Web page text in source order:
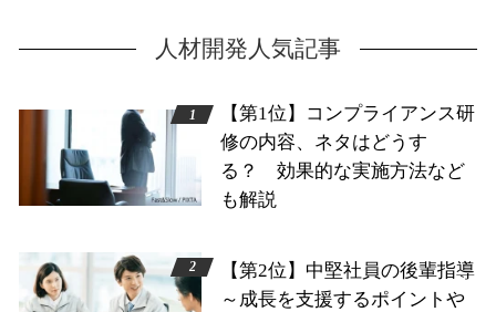
人材開発人気記事
【第1位】コンプライアンス研
修の内容、ネタはどうす
る？ 効果的な実施方法など
も解説
【第2位】中堅社員の後輩指導
～成長を支援するポイントや